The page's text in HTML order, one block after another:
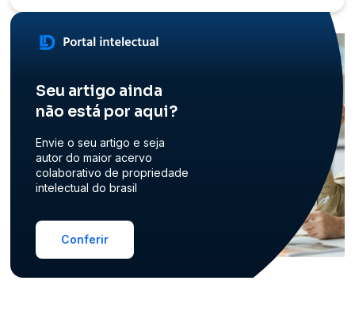
Seu artigo ainda
não está por aqui?
Envie o seu artigo e seja
autor do maior acervo
colaborativo de propriedade
intelectual do brasil
Conferir